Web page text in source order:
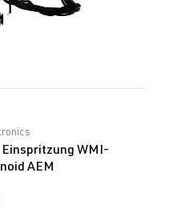
von 0 von 5 Sternen
WMI-
AEM